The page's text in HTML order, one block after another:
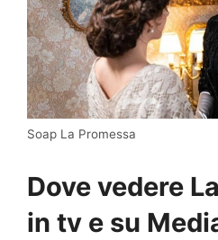
Soap La Promessa
Dove vedere
in tv e su